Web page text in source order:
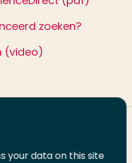
zoeken?
(video)
your data on this site